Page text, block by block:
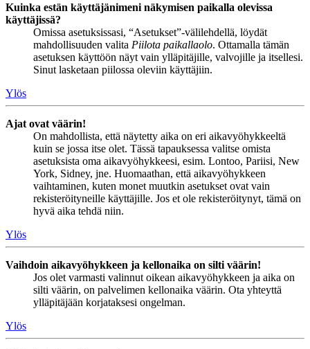
Kuinka estän käyttäjänimeni näkymisen paikalla olevissa
käyttäjissä?
Omissa asetuksissasi, “Asetukset”-välilehdellä, löydät
mahdollisuuden valita Piilota paikallaolo. Ottamalla tämän
asetuksen käyttöön näyt vain ylläpitäjille, valvojille ja itsellesi.
Sinut lasketaan piilossa oleviin käyttäjiin.
Ylös
Ajat ovat väärin!
On mahdollista, että näytetty aika on eri aikavyöhykkeeltä
kuin se jossa itse olet. Tässä tapauksessa valitse omista
asetuksista oma aikavyöhykkeesi, esim. Lontoo, Pariisi, New
York, Sidney, jne. Huomaathan, että aikavyöhykkeen
vaihtaminen, kuten monet muutkin asetukset ovat vain
rekisteröityneille käyttäjille. Jos et ole rekisteröitynyt, tämä on
hyvä aika tehdä niin.
Ylös
Vaihdoin aikavyöhykkeen ja kellonaika on silti väärin!
Jos olet varmasti valinnut oikean aikavyöhykkeen ja aika on
silti väärin, on palvelimen kellonaika väärin. Ota yhteyttä
ylläpitäjään korjataksesi ongelman.
Ylös